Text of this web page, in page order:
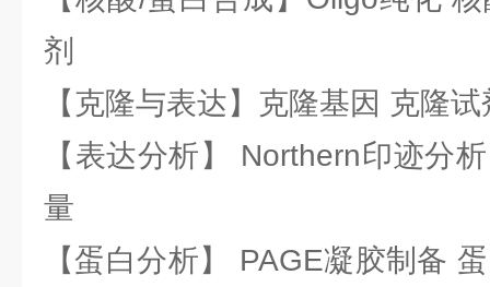
剂
【克隆与表达】克隆基因 克隆
【表达分析】 Northern印迹分
量
【蛋白分析】 PAGE凝胶制备